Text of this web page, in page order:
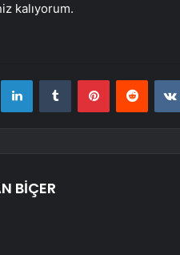
kalıyorum.
LinkedInTumblr PinterestReddit
BİÇER